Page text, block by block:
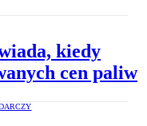
kiedy
cen paliw